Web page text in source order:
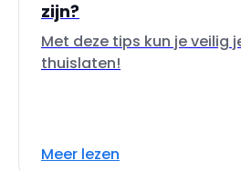
zijn?
Met deze tips kun je veilig
thuislaten!
Meer lezen